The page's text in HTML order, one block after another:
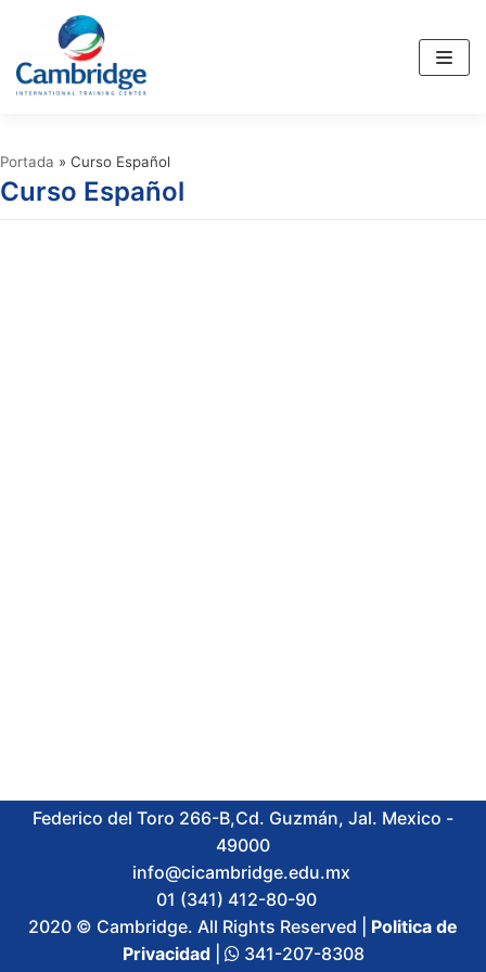
Saltar
al
Portada » Curso Español
Curso Español
Federico del Toro 266-B,Cd. Guzmán, Jal. Mexico -
49000
info@cicambridge.edu.mx
01 (341) 412-80-90
2020 © Cambridge. All Rights Reserved | Politica de
Privacidad| 341-207-8308